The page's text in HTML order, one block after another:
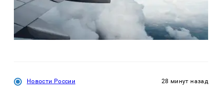
Новости России 28 минут назад